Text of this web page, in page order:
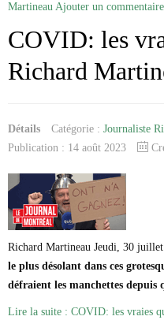
Martineau Ajouter un commentaire
COVID: les
Richard
Détails Catégorie : Journaliste
Publication : 14 août 2023
Richard Martineau Jeudi, 30
le plus désolant dans ces
défraient les manchettes depuis
Lire la suite : COVID: les vraies